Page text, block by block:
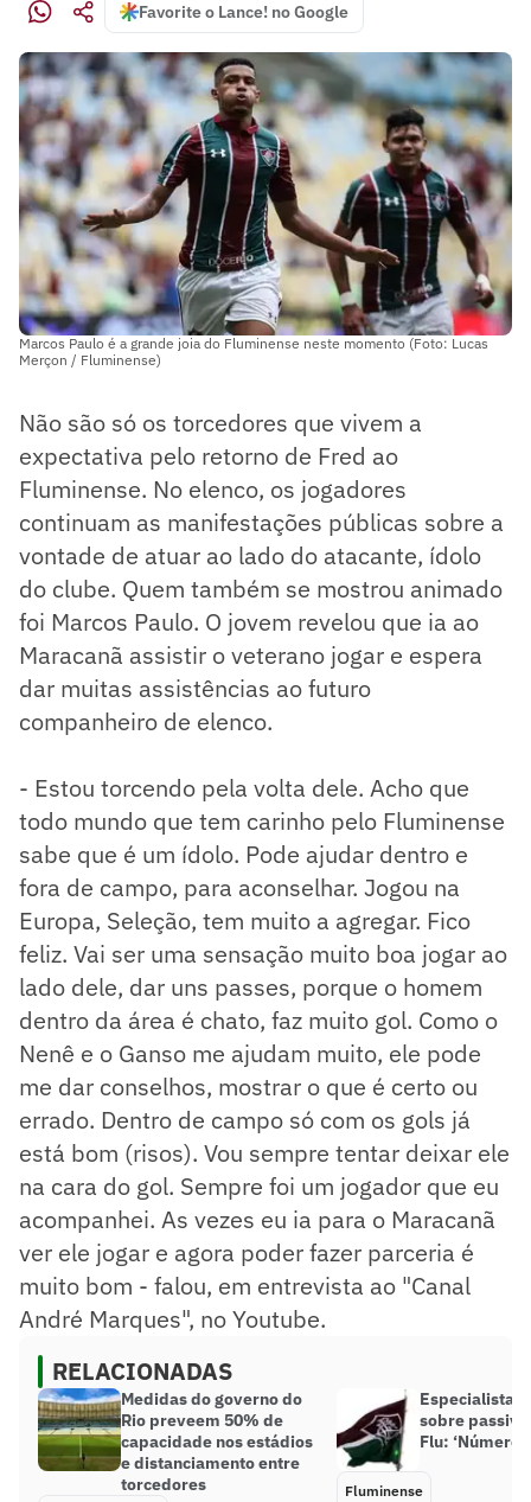
Favorite o Lance! no Google
Marcos Paulo é a grande joia do Fluminense neste momento (Foto: Lucas
Merçon / Fluminense)
Não são só os torcedores que vivem a
expectativa pelo retorno de Fred ao
Fluminense. No elenco, os jogadores
continuam as manifestações públicas sobre a
vontade de atuar ao lado do atacante, ídolo
do clube. Quem também se mostrou animado
foi Marcos Paulo. O jovem revelou que ia ao
Maracanã assistir o veterano jogar e espera
dar muitas assistências ao futuro
companheiro de elenco.
- Estou torcendo pela volta dele. Acho que
todo mundo que tem carinho pelo Fluminense
sabe que é um ídolo. Pode ajudar dentro e
fora de campo, para aconselhar. Jogou na
Europa, Seleção, tem muito a agregar. Fico
feliz. Vai ser uma sensação muito boa jogar ao
lado dele, dar uns passes, porque o homem
dentro da área é chato, faz muito gol. Como o
Nenê e o Ganso me ajudam muito, ele pode
me dar conselhos, mostrar o que é certo ou
errado. Dentro de campo só com os gols já
está bom (risos). Vou sempre tentar deixar ele
na cara do gol. Sempre foi um jogador que eu
acompanhei. As vezes eu ia para o Maracanã
ver ele jogar e agora poder fazer parceria é
muito bom - falou, em entrevista ao "Canal
André Marques", no Youtube.
RELACIONADAS
Medidas do governo do
Rio preveem 50% de
capacidade nos estádios
e distanciamento entre
torcedores
Especialista
sobre
Flu:
Fluminense